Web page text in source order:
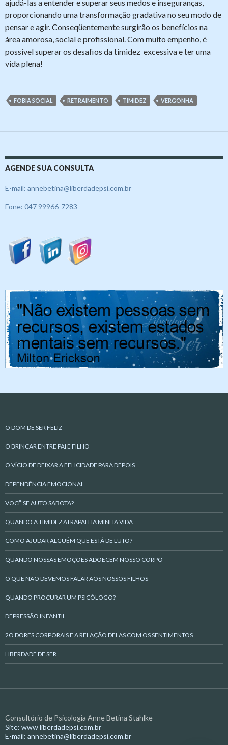
ajudá-las a entender e superar seus medos e inseguranças,
proporcionando uma transformação gradativa no seu modo de
pensar e agir. Conseqüentemente surgirão os benefícios na
área amorosa, social e profissional. Com muito empenho, é
possível superar os desafios da timidez excessiva e ter uma
vida plena!
FOBIA SOCIAL RETRAIMENTO TIMIDEZ VERGONHA
AGENDE SUA CONSULTA
E-mail: annebetina@liberdadepsi.com.br
Fone: 047 99966-7283
O DOM DE SER FELIZ
O BRINCAR ENTRE PAI E FILHO
O VÍCIO DE DEIXAR A FELICIDADE PARA DEPOIS
DEPENDÊNCIA EMOCIONAL
VOCÊ SE AUTO SABOTA?
QUANDO A TIMIDEZ ATRAPALHA MINHA VIDA
COMO AJUDAR ALGUÉM QUE ESTÁ DE LUTO?
QUANDO NOSSAS EMOÇÕES ADOECEM NOSSO CORPO
O QUE NÃO DEVEMOS FALAR AOS NOSSOS FILHOS
QUANDO PROCURAR UM PSICÓLOGO?
DEPRESSÃO INFANTIL
2O DORES CORPORAIS E A RELAÇÃO DELAS COM OS SENTIMENTOS
LIBERDADE DE SER
Consultório de Psicologia Anne Betina Stahlke
Site: www liberdadepsi.com.br
E-mail: annebetina@liberdadepsi.com.br